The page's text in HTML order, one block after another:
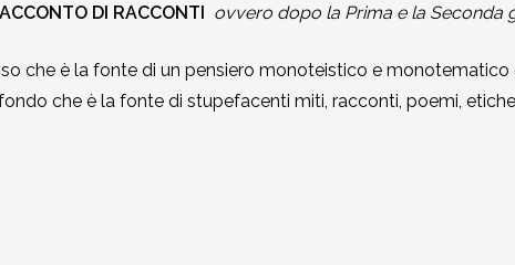
DI RACCONTI ovvero dopo la Prima e la Seconda
che è la fonte di un pensiero monoteistico e
che è la fonte di stupefacenti miti, racconti, poemi,